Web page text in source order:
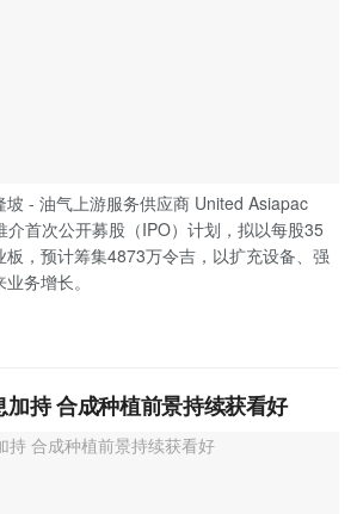
- 油气上游服务供应商 United Asiapac
首次公开募股（IPO）计划，拟以每股35
，预计筹集4873万令吉，以扩充设备、强
务增长。
持 合成种植前景持续获看好